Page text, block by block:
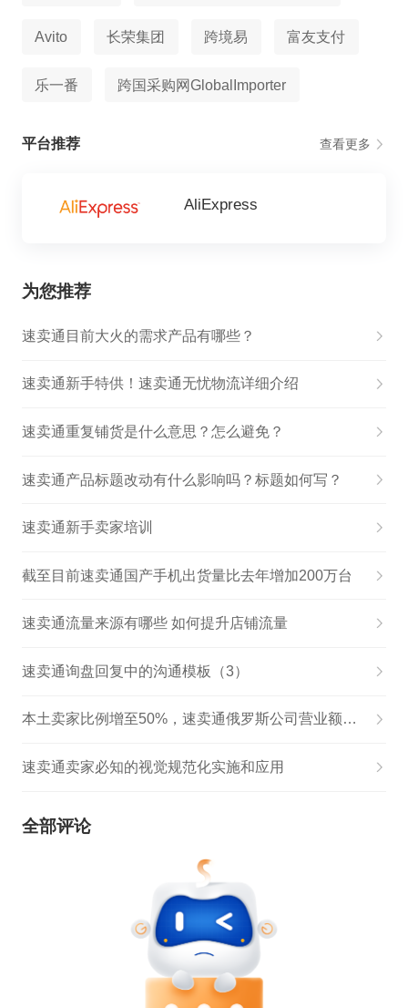
Avito 长荣集团 跨境易 富友支付
乐一番 跨国采购网GlobalImporter
平台推荐 查看更多
AliExpress
为您推荐
速卖通目前大火的需求产品有哪些？
速卖通新手特供！速卖通无忧物流详细介绍
速卖通重复铺货是什么意思？怎么避免？
速卖通产品标题改动有什么影响吗？标题如何写？
速卖通新手卖家培训
截至目前速卖通国产手机出货量比去年增加200万台
速卖通流量来源有哪些 如何提升店铺流量
速卖通询盘回复中的沟通模板（3）
本土卖家比例增至50%，速卖通俄罗斯公司营业额或将突破百亿
速卖通卖家必知的视觉规范化实施和应用
全部评论